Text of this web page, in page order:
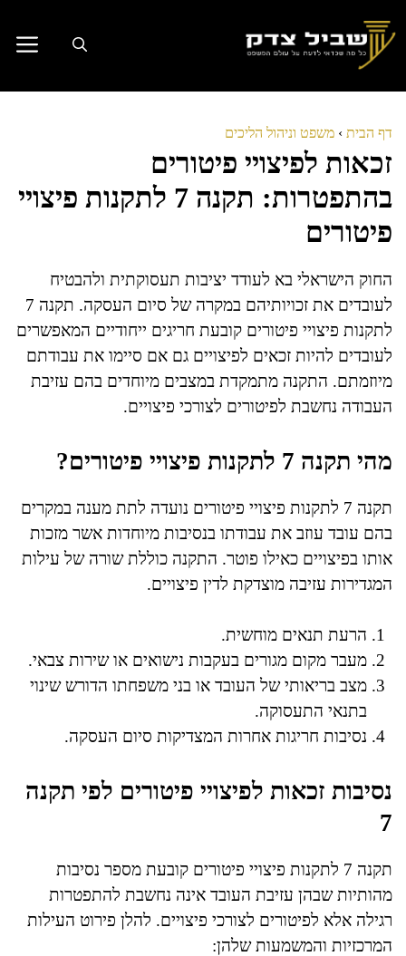
לתוכן
דף הבית › משפט וניהול הליכים
זכאות לפיצויי פיטורים
בהתפטרות: תקנה 7 לתקנות פיצויי
פיטורים
החוק הישראלי בא לעודד יציבות תעסוקתית ולהבטיח
לעובדים את זכויותיהם במקרה של סיום העסקה. תקנה 7
לתקנות פיצויי פיטורים קובעת חריגים ייחודיים המאפשרים
לעובדים להיות זכאים לפיצויים גם אם סיימו את עבודתם
מיוזמתם. התקנה מתמקדת במצבים מיוחדים בהם עזיבת
העבודה נחשבת לפיטורים לצורכי פיצויים.
מהי תקנה 7 לתקנות פיצויי פיטורים?
תקנה 7 לתקנות פיצויי פיטורים נועדה לתת מענה במקרים
בהם עובד עוזב את עבודתו בנסיבות מיוחדות אשר מזכות
אותו בפיצויים כאילו פוטר. התקנה כוללת שורה של עילות
המגדירות עזיבה מוצדקת לדין פיצויים.
הרעת תנאים מוחשית.
מעבר מקום מגורים בעקבות נישואים או שירות צבאי.
מצב בריאותי של העובד או בני משפחתו הדורש שינוי
בתנאי התעסוקה.
נסיבות חריגות אחרות המצדיקות סיום העסקה.
נסיבות זכאות לפיצויי פיטורים לפי תקנה
7
תקנה 7 לתקנות פיצויי פיטורים קובעת מספר נסיבות
מהותיות שבהן עזיבת העובד אינה נחשבת להתפטרות
רגילה אלא לפיטורים לצורכי פיצויים. להלן פירוט העילות
המרכזיות והמשמעות שלהן: